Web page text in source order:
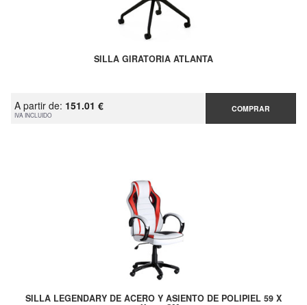
SILLA GIRATORIA ATLANTA
A partir de: 151.01 €
IVA INCLUIDO
COMPRAR
SILLA LEGENDARY DE ACERO Y ASIENTO DE POLIPIEL 59 X